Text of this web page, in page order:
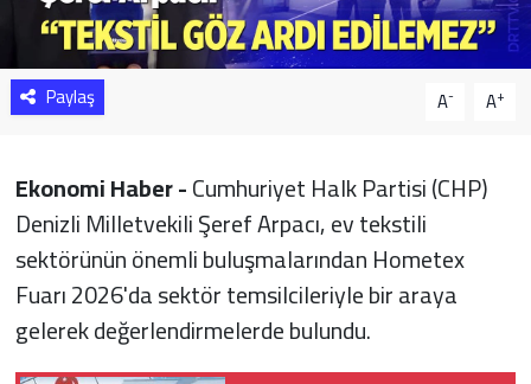
Paylaş A- A+
Ekonomi Haber -Cumhuriyet Halk Partisi (CHP)
Denizli Milletvekili Şeref Arpacı, ev tekstili
sektörünün önemli buluşmalarından Hometex
Fuarı 2026'da sektör temsilcileriyle bir araya
gelerek değerlendirmelerde bulundu.